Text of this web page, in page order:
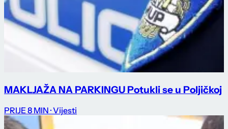
MAKLJAŽA NA PARKINGU Potukli se u Poljičkoj
PRIJE 8 MIN · Vijesti